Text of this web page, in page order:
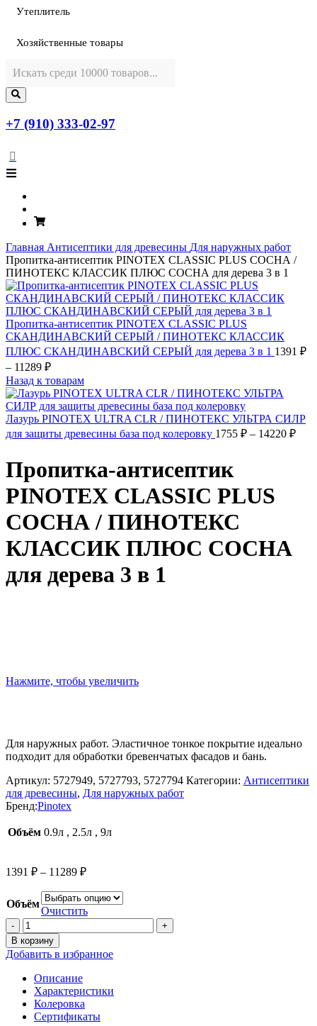
Утеплитель
Хозяйственные товары
+7 (910) 333-02-97
Главная Антисептики для древесины Для наружных работ
Пропитка-антисептик PINOTEX CLASSIC PLUS СОСНА /
ПИНОТЕКС КЛАССИК ПЛЮС СОСНА для дерева 3 в 1
Пропитка-антисептик PINOTEX CLASSIC PLUS
СКАНДИНАВСКИЙ СЕРЫЙ / ПИНОТЕКС КЛАССИК
ПЛЮС СКАНДИНАВСКИЙ СЕРЫЙ для дерева 3 в 1 1391 ₽
– 11289 ₽Диапазон
цен:
1391 ₽
–
11289 ₽
Назад к товарам
Лазурь PINOTEX ULTRA CLR / ПИНОТЕКС УЛЬТРА СИЛР
для защиты древесины база под колеровку 1755 ₽ – 14220 ₽
Пропитка-антисептик
PINOTEX CLASSIC PLUS
СОСНА / ПИНОТЕКС
КЛАССИК ПЛЮС СОСНА
для дерева 3 в 1
Нажмите, чтобы увеличить
Для наружных работ. Эластичное тонкое покрытие идеально
подходит для обработки бревенчатых фасадов и бань.
Артикул: 5727949, 5727793, 5727794 Категории: Антисептики
для древесины, Для наружных работ
Бренд:Pinotex
Объём 0.9л , 2.5л , 9л
1391 ₽ – 11289 ₽Диапазон
1391 ₽
–
Объём
Очистить
Количество
товара
Пропитка-
антисептик
PINOTEX
CLASSIC
PLUS
СОСНА
В корзину
Добавить в избранное
Описание
Характеристики
Колеровка
Сертификаты